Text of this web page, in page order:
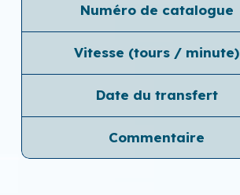
Numéro de catalogue
Vitesse (tours / minute)
Date du transfert
Commentaire